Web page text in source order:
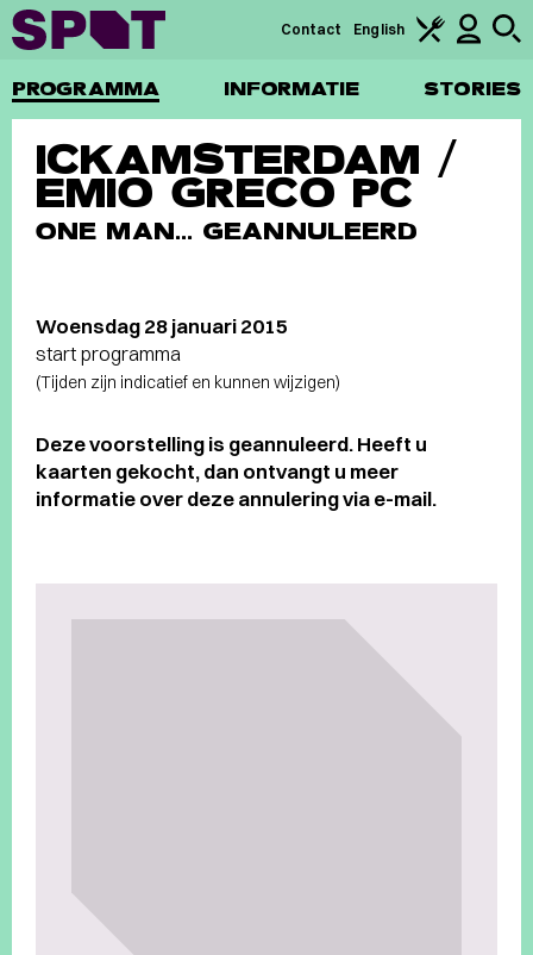
PROGRAMMA INFORMATIE STORIES
Contact English
ICKAMSTERDAM /
EMIO GRECO PC
ONE MAN... GEANNULEERD
Woensdag 28 januari 2015
start programma
(Tijden zijn indicatief en kunnen wijzigen)
Deze voorstelling is geannuleerd. Heeft u
kaarten gekocht, dan ontvangt u meer
informatie over deze annulering via e-mail.